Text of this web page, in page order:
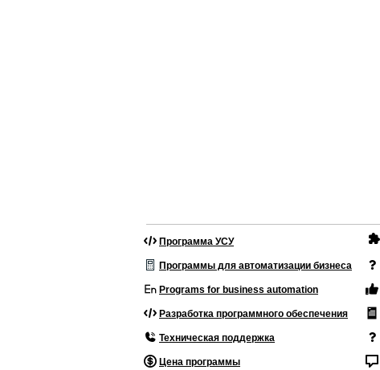
Программа УСУ
Программы для автоматизации бизнеса
Programs for business automation
Разработка программного обеспечения
Техническая поддержка
Цена программы